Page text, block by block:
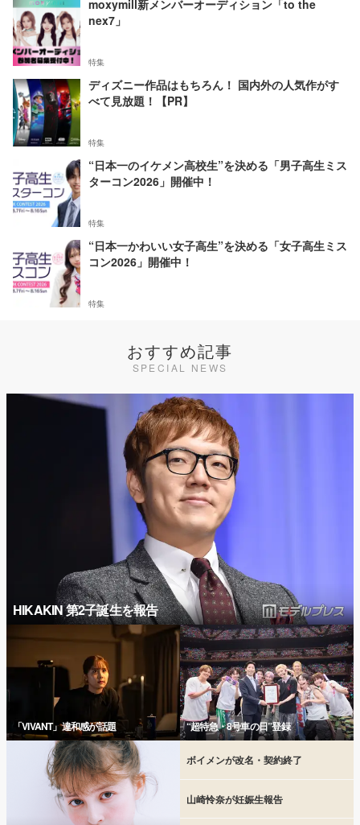
moxymill新メンバーオーディション「to the
nex7」
特集
ディズニー作品はもちろん！ 国内外の人気作がす
べて見放題！【PR】
特集
“日本一のイケメン高校生”を決める「男子高生ミス
ターコン2026」開催中！
特集
“日本一かわいい女子高生”を決める「女子高生ミス
コン2026」開催中！
特集
おすすめ記事
SPECIAL NEWS
HIKAKIN 第2子誕生を報告
「VIVANT」違和感が話題 “超特急・8号車の日”登録
ボイメンが改名・契約終了
山崎怜奈が妊娠生報告